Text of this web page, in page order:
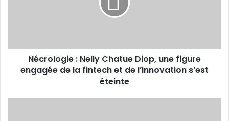
la
fintechNécrologie : Nelly Chatue Diop, une figure
engagée de la fintech et de l’innovation s’est
éteinte